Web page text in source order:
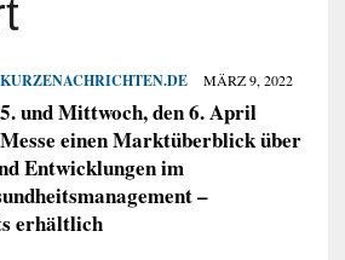
MÄRZ 9, 2022
und Mittwoch, den 6. April
einen Marktüberblick über
Entwicklungen im
–
erhältlich